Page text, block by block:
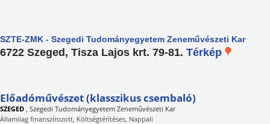
SZTE-ZMK - Szegedi Tudományegyetem Zeneművészeti Kar
6722 Szeged, Tisza Lajos krt. 79-81. Térkép
Előadóművészet (klasszikus csembaló)
SZEGED Szegedi Tudományegyetem Zeneművészeti Kar
Államilag finanszírozott, Költségtérítéses, Nappali